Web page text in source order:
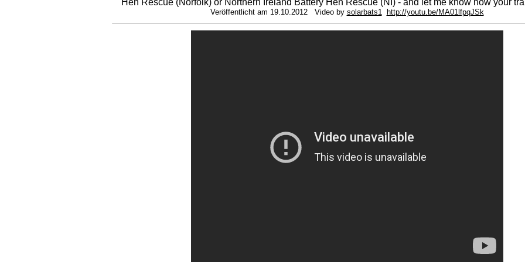
Hen Rescue (Norfolk) or Northern Ireland Battery Hen Rescue (NI) - and let me know how your
Veröffentlicht am 19.10.2012 Video by solarbats1 http://youtu.be/MA01lfpqJSk